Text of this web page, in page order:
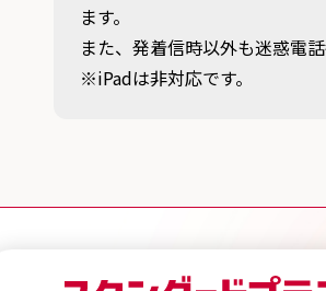
ます。
また、発着信時以外も迷惑電
※iPadは非対応です。